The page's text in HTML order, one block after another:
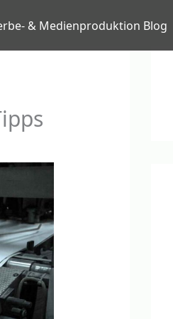
& Medienproduktion Blog